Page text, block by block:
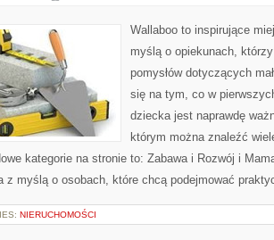
Wallaboo to inspirujące
myślą o opiekunach,
pomysłów dotyczących
się na tym, co w
dziecka jest naprawdę
którym można znaleźć
kategorie na stronie to: Zabawa i Rozwój i
z myślą o osobach, które chcą podejmować
NIERUCHOMOŚCI